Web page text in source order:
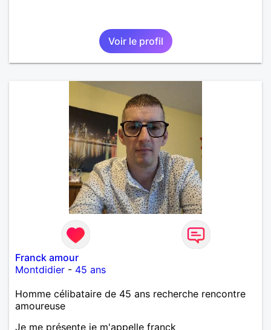
Voir le profil
Franck amour
Montdidier - 45 ans
Homme célibataire de 45 ans recherche rencontre
amoureuse
Je me présente je m'appelle franck